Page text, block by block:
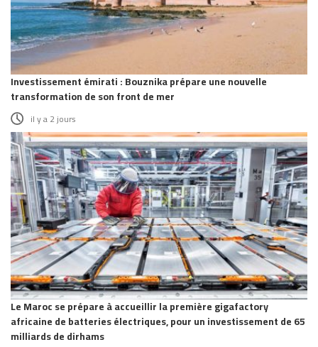
Investissement émirati : Bouznika prépare une nouvelle
transformation de son front de mer
il y a 2 jours
Le Maroc se prépare à accueillir la première gigafactory
africaine de batteries électriques, pour un investissement de 65
milliards de dirhams